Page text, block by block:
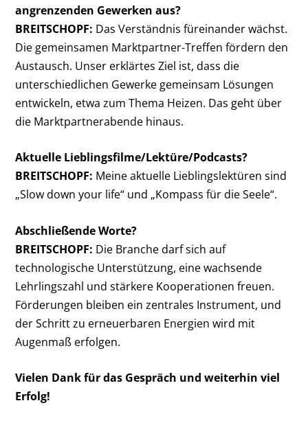
angrenzenden Gewerken aus?
BREITSCHOPF: Das Verständnis füreinander wächst.
Die gemeinsamen Marktpartner-Treffen fördern den
Austausch. Unser erklärtes Ziel ist, dass die
unterschiedlichen Gewerke gemeinsam Lösungen
entwickeln, etwa zum Thema Heizen. Das geht über
die Marktpartnerabende hinaus.
Aktuelle Lieblingsfilme/Lektüre/Podcasts?
BREITSCHOPF: Meine aktuelle Lieblingslektüren sind
„Slow down your life“ und „Kompass für die Seele“.
Abschließende Worte?
BREITSCHOPF: Die Branche darf sich auf
technologische Unterstützung, eine wachsende
Lehrlingszahl und stärkere Kooperationen freuen.
Förderungen bleiben ein zentrales Instrument, und
der Schritt zu erneuerbaren Energien wird mit
Augenmaß erfolgen.
Vielen Dank für das Gespräch und weiterhin viel
Erfolg!